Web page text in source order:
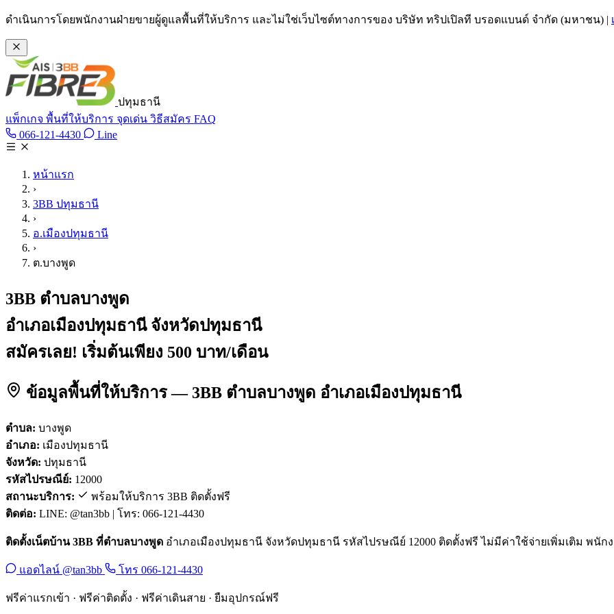
ข้ามไปเนื้อหาหลัก
ดำเนินการโดยพนักงานฝ่ายขายผู้ดูแลพื้นที่ให้บริการ และไม่ใช่เว็บไซต์ทางการของ บริษัท ทริปเปิลที บรอดแบนด์ จำกัด (มหาชน) |
ปทุมธานี
แพ็กเกจ พื้นที่ให้บริการ จุดเด่น วิธีสมัคร FAQ
066-121-4430 โทร 066-121-4430
LineLine @tan3bb
หน้าแรก
›
3BB ปทุมธานี
›
อ.เมืองปทุมธานี
›
ต.บางพูด
3BB ตำบลบางพูด
อำเภอเมืองปทุมธานี จังหวัดปทุมธานี
สมัครเลย! เริ่มต้นเพียง 500 บาท/เดือน
ข้อมูลพื้นที่ให้บริการ — 3BB ตำบลบางพูด อำเภอเมืองปทุมธานี
ตำบล: บางพูด
อำเภอ: เมืองปทุมธานี
จังหวัด: ปทุมธานี
รหัสไปรษณีย์: 12000
สถานะบริการ:
พร้อมให้บริการ 3BB ติดตั้งฟรี
ติดต่อ: LINE: @tan3bb | โทร: 066-121-4430
ติดตั้งเน็ตบ้าน 3BB ที่ตำบลบางพูด อำเภอเมืองปทุมธานี จังหวัดปทุมธานี รหัสไปรษณีย์ 12000 ติดตั้งฟรี ไม่มีค่าใช้จ่ายเพิ่มเติม พนั
แอดไลน์ @tan3bb โทร 066-121-4430
ฟรีค่าแรกเข้า · ฟรีค่าติดตั้ง · ฟรีค่าเดินสาย · ยืมอุปกรณ์ฟรี